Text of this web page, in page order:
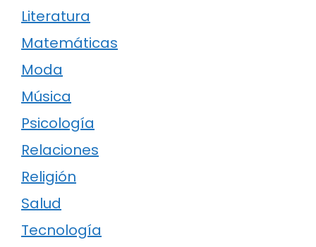
Literatura
Matemáticas
Moda
Música
Psicología
Relaciones
Religión
Salud
Tecnología